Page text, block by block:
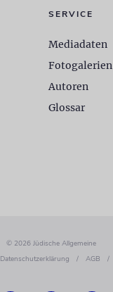
SERVICE
Mediadaten
Fotogalerien
Autoren
Glossar
© 2026 Jüdische Allgemeine
Datenschutzerklärung / AGB /